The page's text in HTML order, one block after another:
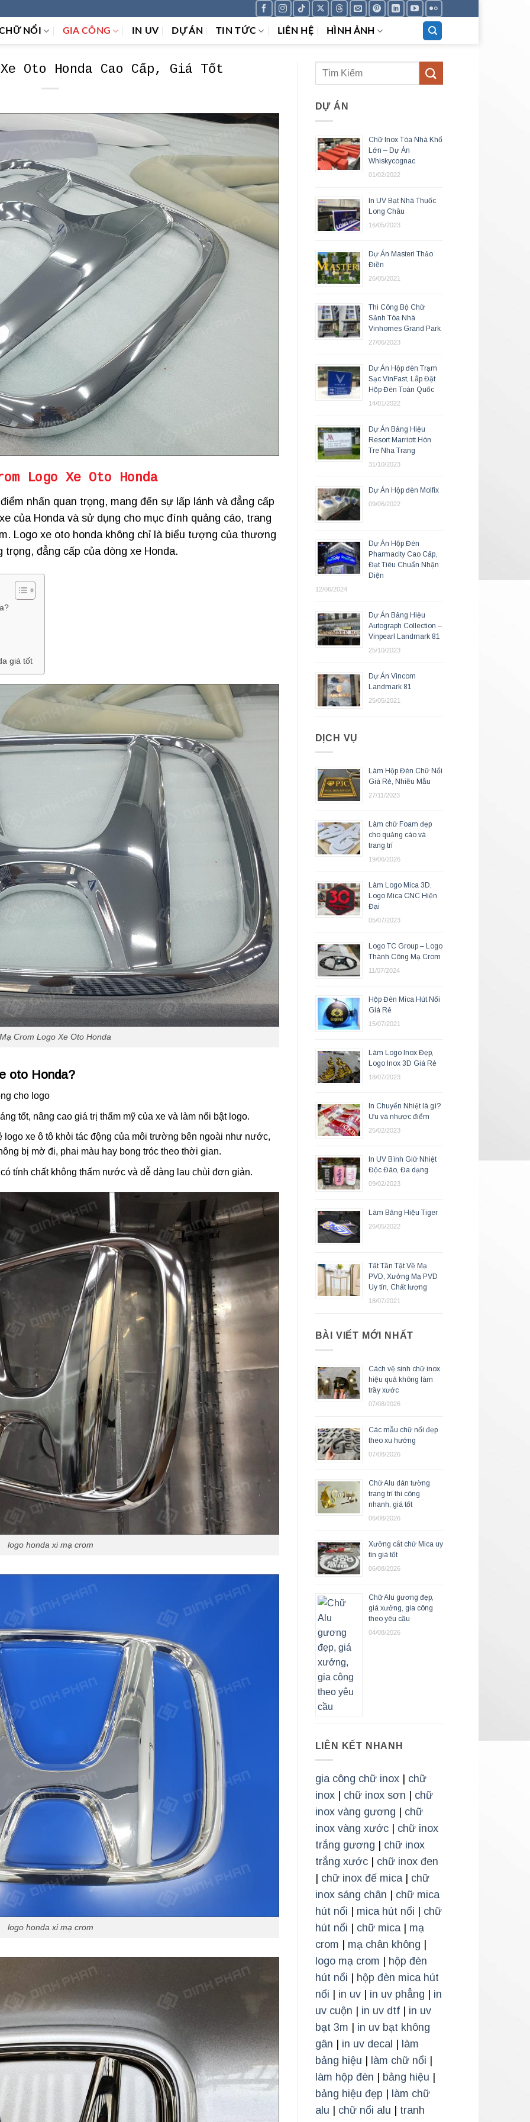
NỔI GIA CÔNG IN UV DỰ ÁN TIN TỨC LIÊN HỆ HÌNH ẢNH
Oto Honda Cao Cấp, Giá Tốt
Logo Xe Oto Honda
nhấn quan trọng, mang đến sự lấp lánh và đẳng cấp
của Honda và sử dụng cho mục đính quảng cáo, trang
Logo xe oto honda không chỉ là biểu tượng của thương
đẳng cấp của dòng xe Honda.
giá tốt
Crom Logo Xe Oto Honda
oto Honda?
cho logo
tốt, nâng cao giá trị thẩm mỹ của xe và làm nổi bật logo.
logo xe ô tô khỏi tác động của môi trường bên ngoài như nước,
bị mờ đi, phai màu hay bong tróc theo thời gian.
tính chất không thấm nước và dễ dàng lau chùi đơn giản.
logo honda xi mạ crom
logo honda xi mạ crom
DỰ ÁN
Chữ Inox Tòa Nhà Khổ
Lớn – Dự Án
Whiskycognac
01/02/2022
In UV Bạt Nhà Thuốc
Long Châu
16/05/2023
Dự Án Masteri Thảo
Điền
26/05/2021
Thi Công Bộ Chữ
Sảnh Tòa Nhà
Vinhomes Grand Park
27/06/2023
Dự Án Hộp đèn Trạm
Sạc VinFast, Lắp Đặt
Hộp Đèn Toàn Quốc
14/01/2022
Dự Án Bảng Hiệu
Resort Marriott Hòn
Tre Nha Trang
31/10/2023
Dự Án Hộp đèn Molfix
09/06/2022
Dự Án Hộp Đèn
Pharmacity Cao Cấp,
Đạt Tiêu Chuẩn Nhận
Diện
12/06/2024
Dự Án Bảng Hiệu
Autograph Collection –
Vinpearl Landmark 81
25/10/2023
Dự Án Vincom
Landmark 81
25/05/2021
DỊCH VỤ
Làm Hộp Đèn Chữ Nổi
Giá Rẻ, Nhiều Mẫu
27/11/2023
Làm chữ Foam đẹp
cho quảng cáo và
trang trí
19/06/2026
Làm Logo Mica 3D,
Logo Mica CNC Hiện
Đại
05/07/2023
Logo TC Group – Logo
Thành Công Mạ Crom
11/07/2024
Hộp Đèn Mica Hút Nổi
Giá Rẻ
15/07/2021
Làm Logo Inox Đẹp,
Logo Inox 3D Giá Rẻ
18/07/2023
In Chuyển Nhiệt là gì?
Ưu và nhược điểm
25/02/2023
In UV Bình Giữ Nhiệt
Độc Đáo, Đa dạng
09/02/2023
Làm Bảng Hiệu Tiger
26/05/2022
Tất Tần Tật Về Mạ
PVD, Xưởng Mạ PVD
Uy tín, Chất lượng
18/07/2021
BÀI VIẾT MỚI NHẤT
Cách vệ sinh chữ inox
hiệu quả không làm
trầy xước
07/08/2026
Các mẫu chữ nổi đẹp
theo xu hướng
07/08/2026
Chữ Alu dán tường
trang trí thi công
nhanh, giá tốt
06/08/2026
Xưởng cắt chữ Mica uy
tín giá tốt
06/08/2026
Chữ Alu gương đẹp,
giá xưởng, gia công
theo yêu cầu
04/08/2026
LIÊN KẾT NHANH
gia công chữ inox| chữ
inox| chữ inox sơn
chữ
inox vàng gương
chữ
inox vàng xước| chữ inox
trắng gương
chữ inox
trắng xước| chữ inox đen
chữ inox đế mica| chữ
inox sáng chân
chữ mica
hút nổi
mica hút nổi
chữ
hút nổi
chữ mica| mạ
crom
mạ chân không
logo mạ crom
hộp đèn
hút nổi
hộp đèn mica hút
nổi
in uv| in uv phẳng
in
uv cuộn
in uv dtf| in uv
bạt 3m
in uv bạt không
gân
in uv decal
làm
bảng hiệu
làm chữ nổi
làm hộp đèn
bảng hiệu
bảng hiệu đẹp
làm chữ
alu
chữ nổi alu
tranh